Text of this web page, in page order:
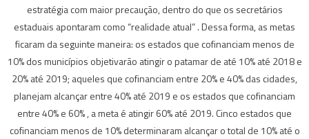
estratégia com maior precaução, dentro do que os secretários
estaduais apontaram como “realidade atual” . Dessa forma, as metas
ficaram da seguinte maneira: os estados que cofinanciam menos de
10% dos municípios objetivarão atingir o patamar de até 10% até 2018 e
20% até 2019; aqueles que cofinanciam entre 20% e 40% das cidades,
planejam alcançar entre 40% até 2019 e os estados que cofinanciam
entre 40% e 60% , a meta é atingir 60% até 2019. Cinco estados que
cofinanciam menos de 10% determinaram alcançar o total de 10% até o